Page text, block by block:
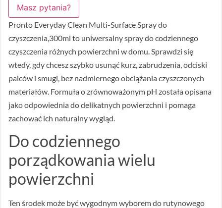
Masz pytania?
Pronto Everyday Clean Multi-Surface Spray do
czyszczenia,300ml to uniwersalny spray do codziennego
czyszczenia różnych powierzchni w domu. Sprawdzi się
wtedy, gdy chcesz szybko usunąć kurz, zabrudzenia, odciski
palców i smugi, bez nadmiernego obciążania czyszczonych
materiałów. Formuła o zrównoważonym pH została opisana
jako odpowiednia do delikatnych powierzchni i pomaga
zachować ich naturalny wygląd.
Do codziennego
porządkowania wielu
powierzchni
Ten środek może być wygodnym wyborem do rutynowego